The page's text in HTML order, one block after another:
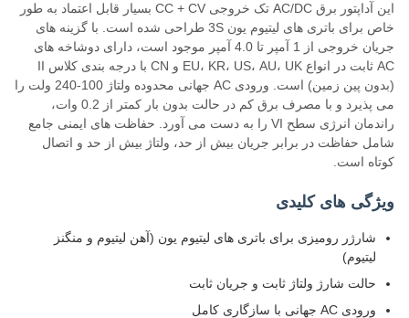
این آداپتور برق AC/DC تک خروجی CC + CV بسیار قابل اعتماد به طور
خاص برای باتری های لیتیوم یون 3S طراحی شده است. با گزینه های
جریان خروجی از 1 آمپر تا 4.0 آمپر موجود است، دارای دوشاخه های
AC ثابت در انواع EU، KR، US، AU، UK و CN با درجه بندی کلاس II
(بدون پین زمین) است. ورودی AC جهانی محدوده ولتاژ 100-240 ولت را
می پذیرد و با مصرف برق کم در حالت بدون بار کمتر از 0.2 وات،
راندمان انرژی سطح VI را به دست می آورد. حفاظت های ایمنی جامع
شامل حفاظت در برابر جریان بیش از حد، ولتاژ بیش از حد و اتصال
کوتاه است.
ویژگی های کلیدی
شارژر رومیزی برای باتری های لیتیوم یون (آهن لیتیوم و منگنز
لیتیوم)
حالت شارژ ولتاژ ثابت و جریان ثابت
ورودی AC جهانی با سازگاری کامل